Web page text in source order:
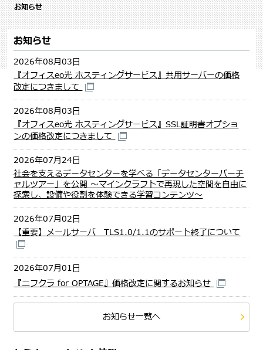
お知らせ
お知らせ
2026年08月03日
『オフィスeo光 ホスティングサービス』共用サーバーの価格
改定につきまして
2026年08月03日
『オフィスeo光 ホスティングサービス』SSL証明書オプショ
ンの価格改定につきまして
2026年07月24日
社会を支えるデータセンターを学べる「データセンターバーチ
ャルツアー」を公開 ～マインクラフトで再現した空間を自由に
探索し、設備や役割を体験できる学習コンテンツ～
2026年07月02日
【重要】メールサーバ TLS1.0/1.1のサポート終了について
2026年07月01日
『ニフクラ for OPTAGE』価格改定に関するお知らせ
お知らせ一覧へ